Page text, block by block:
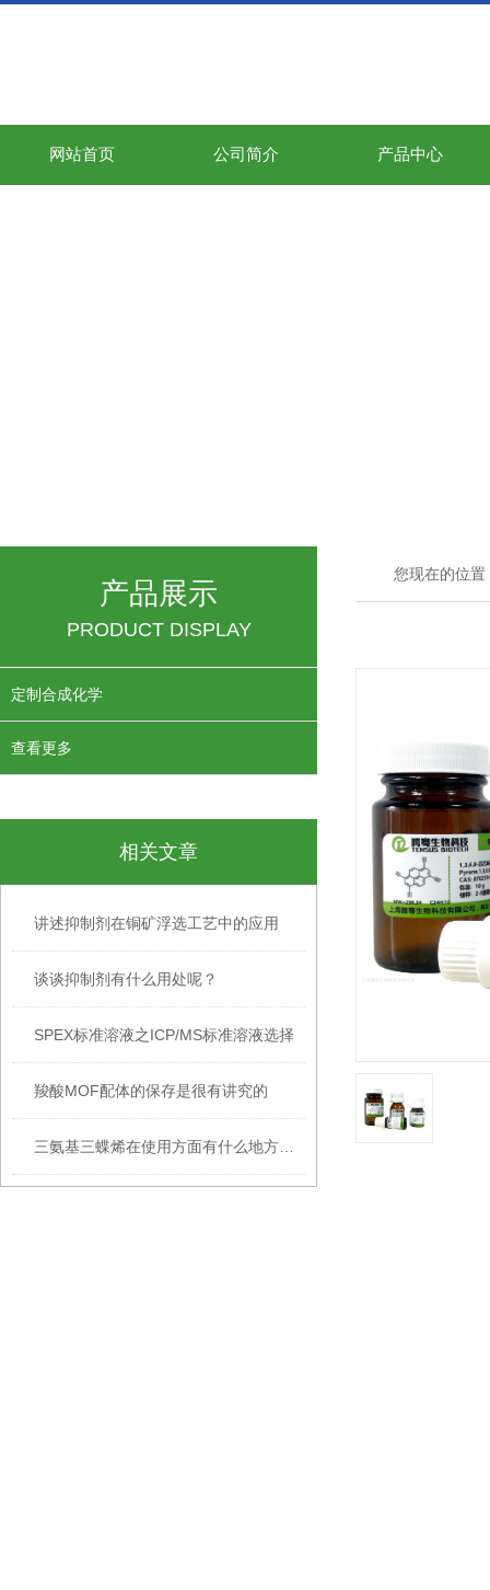
网站首页 公司简介 产品中心
产品展示
PRODUCT DISPLAY
定制合成化学
查看更多
相关文章
讲述抑制剂在铜矿浮选工艺中的应用
谈谈抑制剂有什么用处呢？
SPEX标准溶液之ICP/MS标准溶液选择
羧酸MOF配体的保存是很有讲究的
您现在的位置